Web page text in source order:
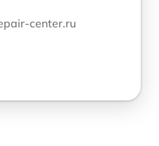
center.ru